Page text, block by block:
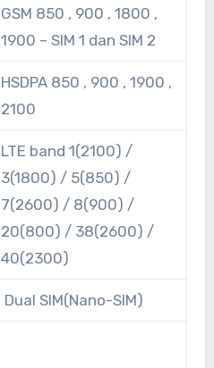
GSM 850 , 900 , 1800 ,
1900 – SIM 1 dan SIM 2
HSDPA 850 , 900 , 1900 ,
2100
LTE band 1(2100) /
3(1800) / 5(850) /
7(2600) / 8(900) /
20(800) / 38(2600) /
40(2300)
Dual SIM(Nano-SIM)